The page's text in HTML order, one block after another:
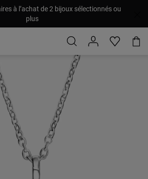
à l’achat de 2 bijoux sélectionnés ou
plus